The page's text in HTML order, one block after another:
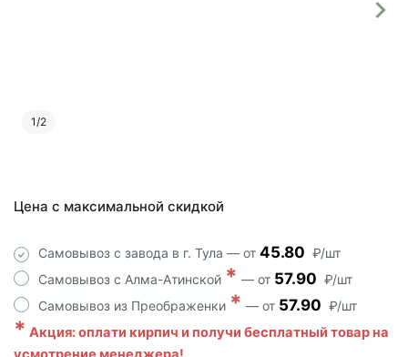
1/2
Цена с максимальной скидкой
Самовывоз с завода в г. Тула — от 45.80 ₽/шт
Самовывоз с Алма-Атинской * — от 57.90 ₽/шт
Самовывоз из Преображенки * — от 57.90 ₽/шт
* Акция: оплати кирпич и получи бесплатный товар на